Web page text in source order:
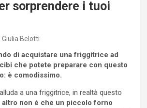
sorprendere i tuoi
Giulia Belotti
di acquistare una friggitrice ad
che potete preparare con questo
è comodissimo.
a una friggitrice, in realtà questo
altro non è che un piccolo forno